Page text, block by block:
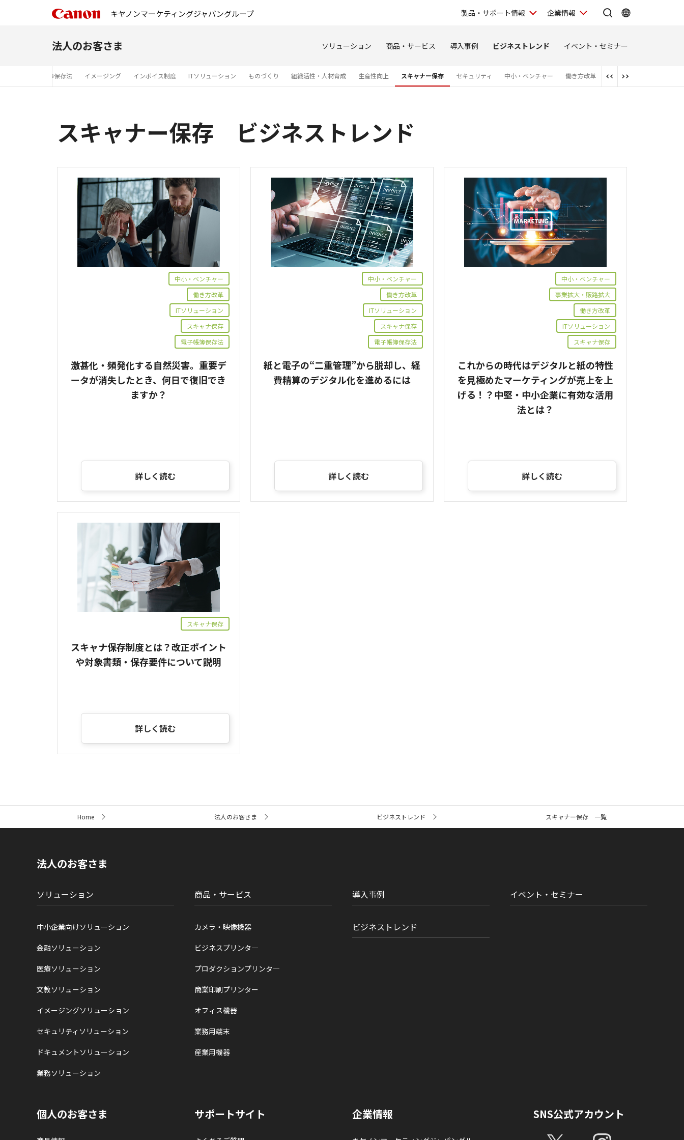
キヤノンマーケティングジャパングループ 製品・サポート情報 企業情報
法人のお客さま ソリューション 商品・サービス 導入事例 ビジネストレンド イベント・セミナー
電子帳簿保存法 イメージング インボイス制度 ITソリューション ものづくり 組織活性・人材育成 生産性向上 スキャナー保存 セキュリティ 中小・ベンチャー 働き方改革
スキャナー保存 ビジネストレンド
中小・ベンチャー
働き方改革
ITソリューション
スキャナ保存
電子帳簿保存法
激甚化・頻発化する自然災害。重要デ
ータが消失したとき、何日で復旧でき
ますか？
詳しく読む
中小・ベンチャー
働き方改革
ITソリューション
スキャナ保存
電子帳簿保存法
紙と電子の“二重管理”から脱却し、経
費精算のデジタル化を進めるには
詳しく読む
中小・ベンチャー
事業拡大・販路拡大
働き方改革
ITソリューション
スキャナ保存
これからの時代はデジタルと紙の特性
を見極めたマーケティングが売上を上
げる！？中堅・中小企業に有効な活用
法とは？
詳しく読む
スキャナ保存
スキャナ保存制度とは？改正ポイント
や対象書類・保存要件について説明
詳しく読む
ト
Home 法人のお客さま ビジネストレンド スキャナー保存 一覧
法人のお客さま
ソリューション
中小企業向けソリューション
金融ソリューション
医療ソリューション
文教ソリューション
イメージングソリューション
セキュリティソリューション
ドキュメントソリューション
業務ソリューション
商品・サービス
カメラ・映像機器
ビジネスプリンタ―
プロダクションプリンタ―
商業印刷プリンター
オフィス機器
業務用端末
産業用機器
導入事例
ビジネストレンド
イベント・セミナー
個人のお客さま サポートサイト 企業情報 SNS公式アカウント